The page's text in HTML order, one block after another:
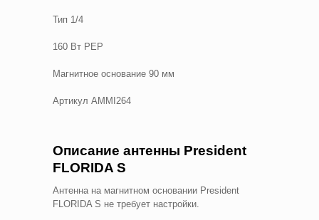
Тип 1/4
160 Вт PEP
Магнитное основание 90 мм
Артикул AMMI264
Описание антенны President
FLORIDA S
Антенна на магнитном основании President
FLORIDA S не требует настройки.